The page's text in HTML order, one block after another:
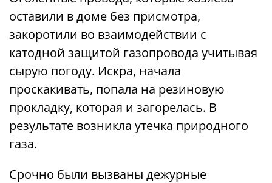
оставили в доме без присмотра,
закоротили во взаимодействии с
катодной защитой газопровода учитывая
сырую погоду. Искра, начала
проскакивать, попала на резиновую
прокладку, которая и загорелась. В
результате возникла утечка природного
газа.
Срочно были вызваны дежурные